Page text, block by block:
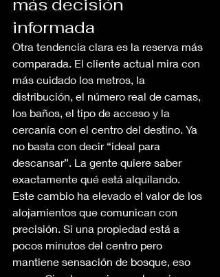
más decisión
informada
Otra tendencia clara es la reserva más
comparada. El cliente actual mira con
más cuidado los metros, la
distribución, el número real de camas,
los baños, el tipo de acceso y la
cercanía con el centro del destino. Ya
no basta con decir “ideal para
descansar”. La gente quiere saber
exactamente qué está alquilando.
Este cambio ha elevado el valor de los
alojamientos que comunican con
precisión. Si una propiedad está a
pocos minutos del centro pero
mantiene sensación de bosque, eso